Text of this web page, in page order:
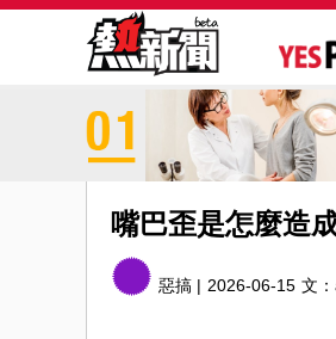
嘴巴歪是怎麼造
惡搞 | 2026-06-15 文：